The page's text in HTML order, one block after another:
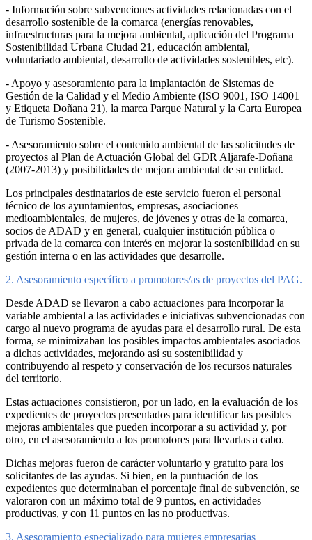
- Información sobre subvenciones actividades relacionadas con el
desarrollo sostenible de la comarca (energías renovables,
infraestructuras para la mejora ambiental, aplicación del Programa
Sostenibilidad Urbana Ciudad 21, educación ambiental,
voluntariado ambiental, desarrollo de actividades sostenibles, etc).
- Apoyo y asesoramiento para la implantación de Sistemas de
Gestión de la Calidad y el Medio Ambiente (ISO 9001, ISO 14001
y Etiqueta Doñana 21), la marca Parque Natural y la Carta Europea
de Turismo Sostenible.
- Asesoramiento sobre el contenido ambiental de las solicitudes de
proyectos al Plan de Actuación Global del GDR Aljarafe-Doñana
(2007-2013) y posibilidades de mejora ambiental de su entidad.
Los principales destinatarios de este servicio fueron el personal
técnico de los ayuntamientos, empresas, asociaciones
medioambientales, de mujeres, de jóvenes y otras de la comarca,
socios de ADAD y en general, cualquier institución pública o
privada de la comarca con interés en mejorar la sostenibilidad en su
gestión interna o en las actividades que desarrolle.
2. Asesoramiento específico a promotores/as de proyectos del PAG.
Desde ADAD se llevaron a cabo actuaciones para incorporar la
variable ambiental a las actividades e iniciativas subvencionadas con
cargo al nuevo programa de ayudas para el desarrollo rural. De esta
forma, se minimizaban los posibles impactos ambientales asociados
a dichas actividades, mejorando así su sostenibilidad y
contribuyendo al respeto y conservación de los recursos naturales
del territorio.
Estas actuaciones consistieron, por un lado, en la evaluación de los
expedientes de proyectos presentados para identificar las posibles
mejoras ambientales que pueden incorporar a su actividad y, por
otro, en el asesoramiento a los promotores para llevarlas a cabo.
Dichas mejoras fueron de carácter voluntario y gratuito para los
solicitantes de las ayudas. Si bien, en la puntuación de los
expedientes que determinaban el porcentaje final de subvención, se
valoraron con un máximo total de 9 puntos, en actividades
productivas, y con 11 puntos en las no productivas.
3. Asesoramiento especializado para mujeres empresarias